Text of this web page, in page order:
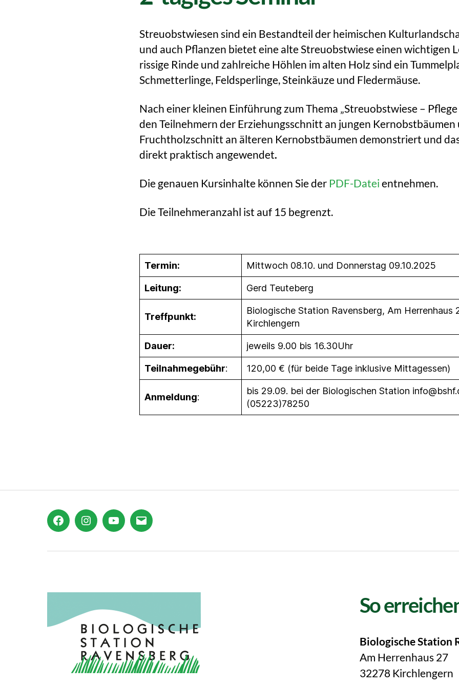
Streuobstwiesen sind ein Bestandteil der heimischen
und auch Pflanzen bietet eine alte Streuobstwiese einen wichtigen
rissige Rinde und zahlreiche Höhlen im alten Holz sind ein
Schmetterlinge, Feldsperlinge, Steinkäuze und Fledermäuse.
Nach einer kleinen Einführung zum Thema „Streuobstwiese –
den Teilnehmern der Erziehungsschnitt an jungen Kernobstbäumen
Fruchtholzschnitt an älteren Kernobstbäumen demonstriert und
direkt praktisch angewendet.
Die genauen Kursinhalte können Sie der PDF-Datei entnehmen.
Die Teilnehmeranzahl ist auf 15 begrenzt.
Termin: Mittwoch 08.10. und Donnerstag 09.10.2025
Leitung: Gerd Teuteberg
Treffpunkt:
Biologische Station Ravensberg, Am Herrenhaus
Kirchlengern
Dauer: jeweils 9.00 bis 16.30Uhr
Teilnahmegebühr: 120,00 € (für beide Tage inklusive Mittagessen)
Anmeldung:
bis 29.09. bei der Biologischen Station
(05223)78250
FacebookInstagramYouTube
E-
So
Biologische Station
Am Herrenhaus 27
32278 Kirchlengern